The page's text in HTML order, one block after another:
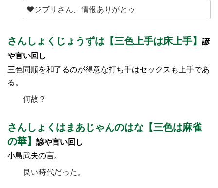
♥ジブリさん、情報ありがとゥ
さんしょくじょうずは【三色上手は床上手】 諺
や言い回し
三色同順を和了るのが得意な打ち手はセックスも上手であ
る。
何故？
さんしょくはまあじゃんのはな【三色は麻雀
の華】 諺や言い回し
小島武夫の言。
良い時代だった。